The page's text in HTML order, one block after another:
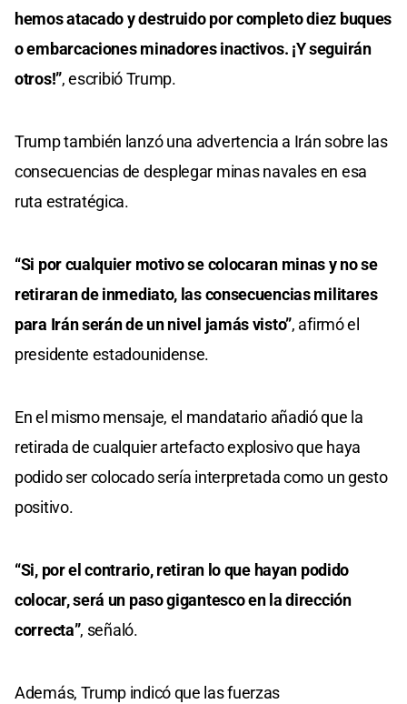
hemos atacado y destruido por completo diez buques
o embarcaciones minadores inactivos. ¡Y seguirán
otros!”, escribió Trump.
Trump también lanzó una advertencia a Irán sobre las
consecuencias de desplegar minas navales en esa
ruta estratégica.
“Si por cualquier motivo se colocaran minas y no se
retiraran de inmediato, las consecuencias militares
para Irán serán de un nivel jamás visto”, afirmó el
presidente estadounidense.
En el mismo mensaje, el mandatario añadió que la
retirada de cualquier artefacto explosivo que haya
podido ser colocado sería interpretada como un gesto
positivo.
“Si, por el contrario, retiran lo que hayan podido
colocar, será un paso gigantesco en la dirección
correcta”, señaló.
Además, Trump indicó que las fuerzas